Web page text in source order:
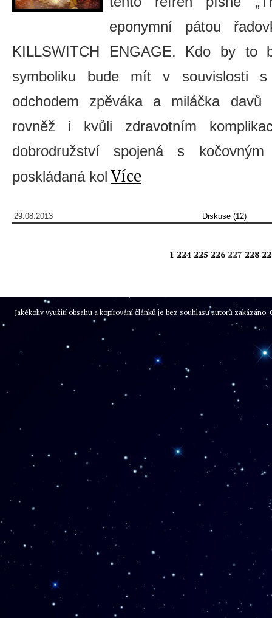
eponymní pátou
KILLSWITCH ENGAGE. Kdo by to
symboliku bude mít v souvislosti s
odchodem zpěváka a miláčka davů
rovněž i kvůli zdravotním
dobrodružství spojená s
poskládaná kol Více
29.08.2013 Diskuse (12)
1 224 225 226 227 228
Jakékoliv využití obsahu a kopírování článků je bez souhlasu autorů